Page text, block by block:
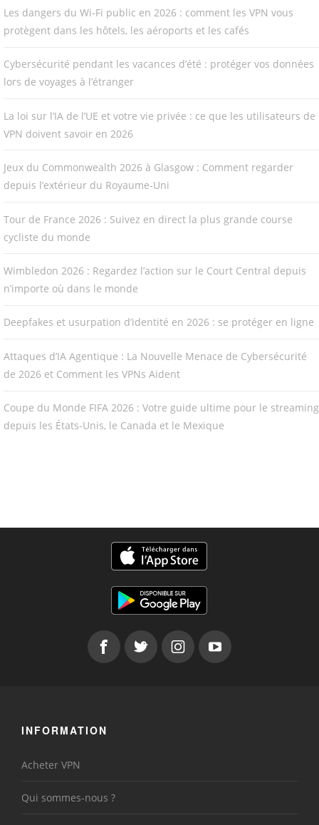
Les dangers du Wi-Fi public en 2026 : comment les VPN vous
protègent dans les hôtels, les aéroports et les cafés
Cybersécurité pendant les vacances d’été : protéger vos données
lors de voyages à l’étranger
La loi sur l’IA de l’UE et votre vie privée : ce que les utilisateurs de
VPN doivent savoir en 2026
Jeux du Commonwealth 2026 à Glasgow : Comment regarder
depuis l’extérieur du Royaume-Uni
Tour de France 2026 : Suivez en direct la plus grande course
cycliste du monde
Wimbledon 2026 : Regardez l’action sur le Court Central depuis
n’importe où dans le monde
Deepfakes et usurpation d’identité en 2026 : se protéger en ligne
Attaques d’IA Agentique : La Nouvelle Menace de Cybersécurité
de 2026 et Comment les VPNs Aident
Coupe du Monde FIFA 2026 : Votre guide ultime pour le streaming
depuis les États-Unis, le Canada et le Mexique
INFORMATION
Acheter VPN
Qui sommes-nous ?